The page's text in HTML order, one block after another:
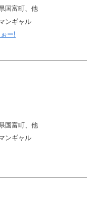
国富町、他
ンギャル
ー!
国富町、他
ンギャル